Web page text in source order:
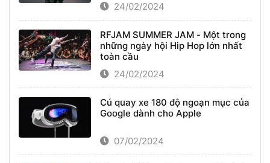
24/02/2024
RFJAM SUMMER JAM - Một trong
những ngày hội Hip Hop lớn nhất
toàn cầu
24/02/2024
Cú quay xe 180 độ ngoạn mục của
Google dành cho Apple
07/02/2024